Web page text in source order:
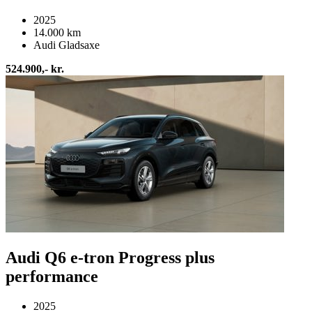
2025
14.000 km
Audi Gladsaxe
524.900,- kr.
Audi Q6 e-tron Progress plus
performance
2025